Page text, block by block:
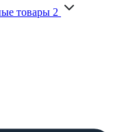
товары 2